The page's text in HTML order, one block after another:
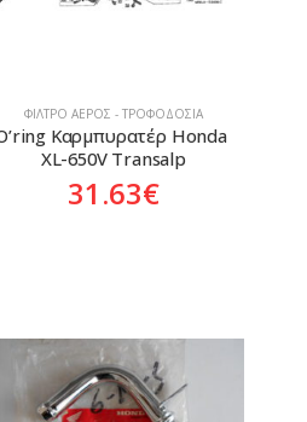
ΦΊΛΤΡΟ ΑΈΡΟΣ - ΤΡΟΦΟΔΟΣΊΑ
Καρμπυρατέρ Honda
XL-650V Transalp
31.63€